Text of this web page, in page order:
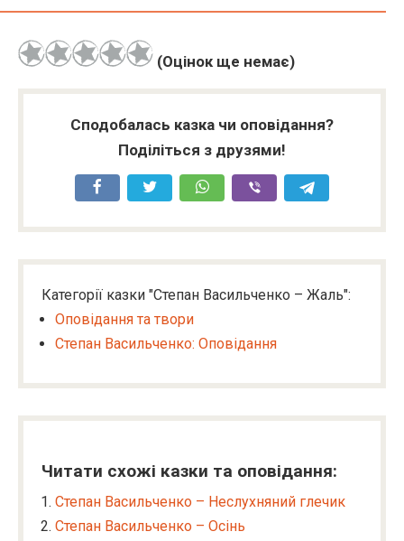
(Оцінок ще немає)
Сподобалась казка чи оповідання?
Поділіться з друзями!
Категорії казки "Степан Васильченко – Жаль":
Оповідання та твори
Степан Васильченко: Оповідання
Читати схожі казки та оповідання:
Степан Васильченко – Неслухняний глечик
Степан Васильченко – Осінь